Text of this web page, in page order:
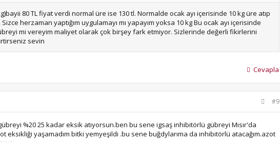
80 TL fiyat verdi normal üre ise 130 tl. Normalde ocak ayı içerisinde 10 kg üre atıp
herzaman yaptığım uygulamayı mı yapayım yoksa 10 kg Bu ocak ayı içerisinde
mi vereyim maliyet olarak çok birşey fark etmiyor. Sizlerinde değerli fikirlerini
sevin
Cevapla
#9
%20 25 kadar eksik atıyorsun.ben bu sene igsaş inhibitörlü gübreyi Mısır'da
eksikliği yaşamadım bitki yemyeşildi .bu sene buğdylarıma da inhibitörlü atacağım.azot